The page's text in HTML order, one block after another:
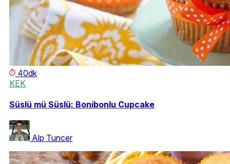
40dk
KEK
Süslü mü Süslü: Bonibonlu Cupcake
Alp Tuncer